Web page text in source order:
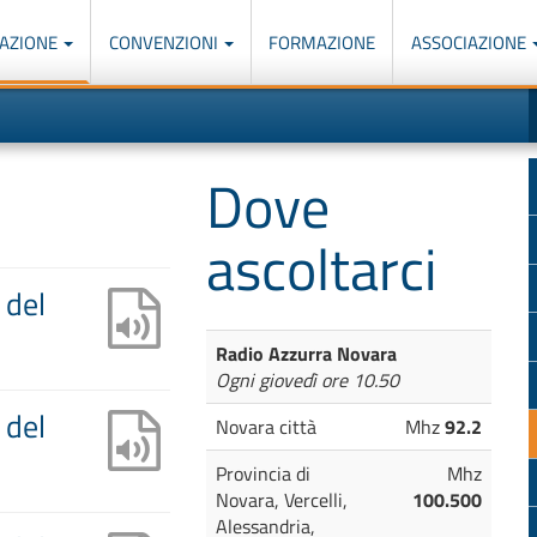
CONVENZIONI FORMAZIONE ASSOCIAZIONE
Dove
ascoltarci
Radio Azzurra Novara
Ogni giovedì ore 10.50
Novara città
Mhz92.2
Provincia di
Novara, Vercelli,
Alessandria,
Mhz
100.500